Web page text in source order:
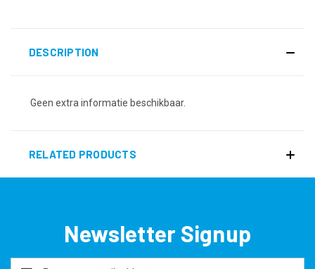
DESCRIPTION
Geen extra informatie beschikbaar.
RELATED PRODUCTS
Newsletter Signup